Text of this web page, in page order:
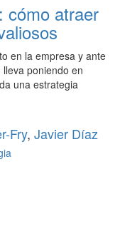
cómo atraer
en la empresa y ante
poniendo en
una estrategia
Fry, Javier Díaz